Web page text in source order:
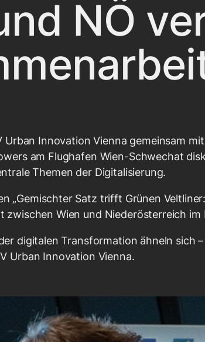
NÖ
Urban Innovation Vienna gemeinsam
am Flughafen Wien-Schwechat
Themen der Digitalisierung.
„Gemischter Satz trifft Grünen
zwischen Wien und Niederösterreich im
digitalen Transformation ähneln
Urban Innovation Vienna.